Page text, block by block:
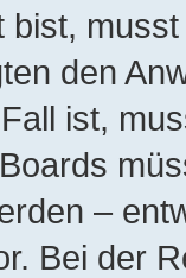
den
ist,
–
Bei der